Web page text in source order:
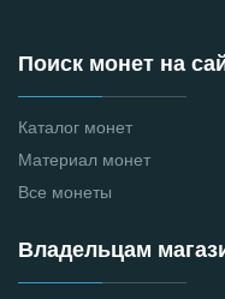
Поиск монет на
Каталог монет
Материал монет
Все монеты
Владельцам